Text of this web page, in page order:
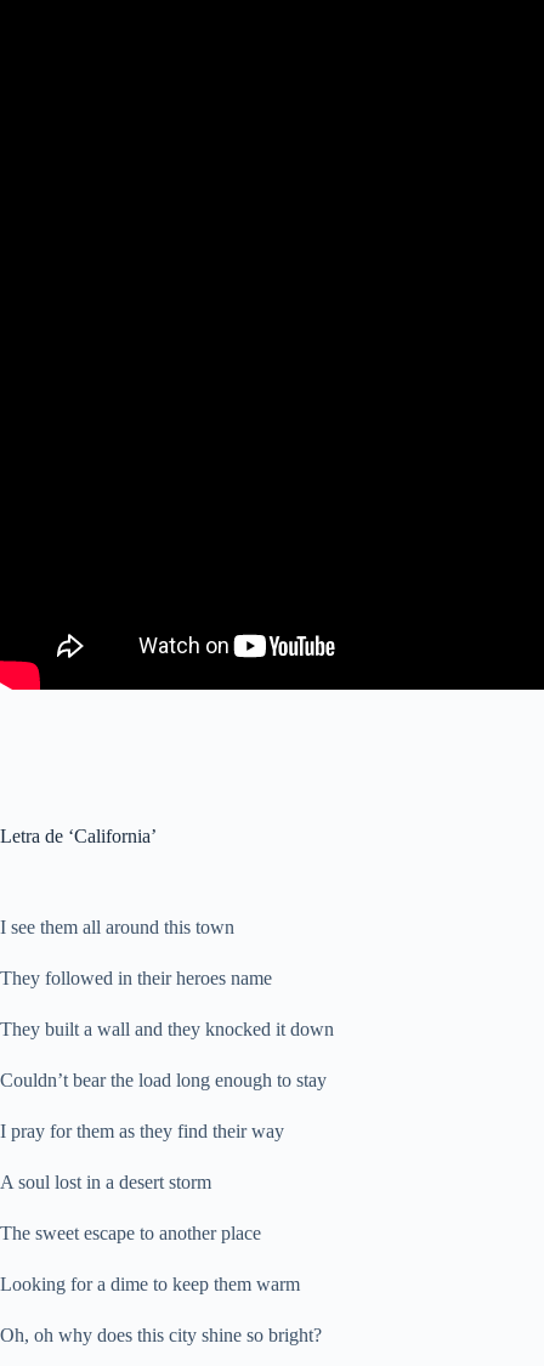
Letra de ‘California’
I see them all around this town
They followed in their heroes name
They built a wall and they knocked it down
Couldn’t bear the load long enough to stay
I pray for them as they find their way
A soul lost in a desert storm
The sweet escape to another place
Looking for a dime to keep them warm
Oh, oh why does this city shine so bright?